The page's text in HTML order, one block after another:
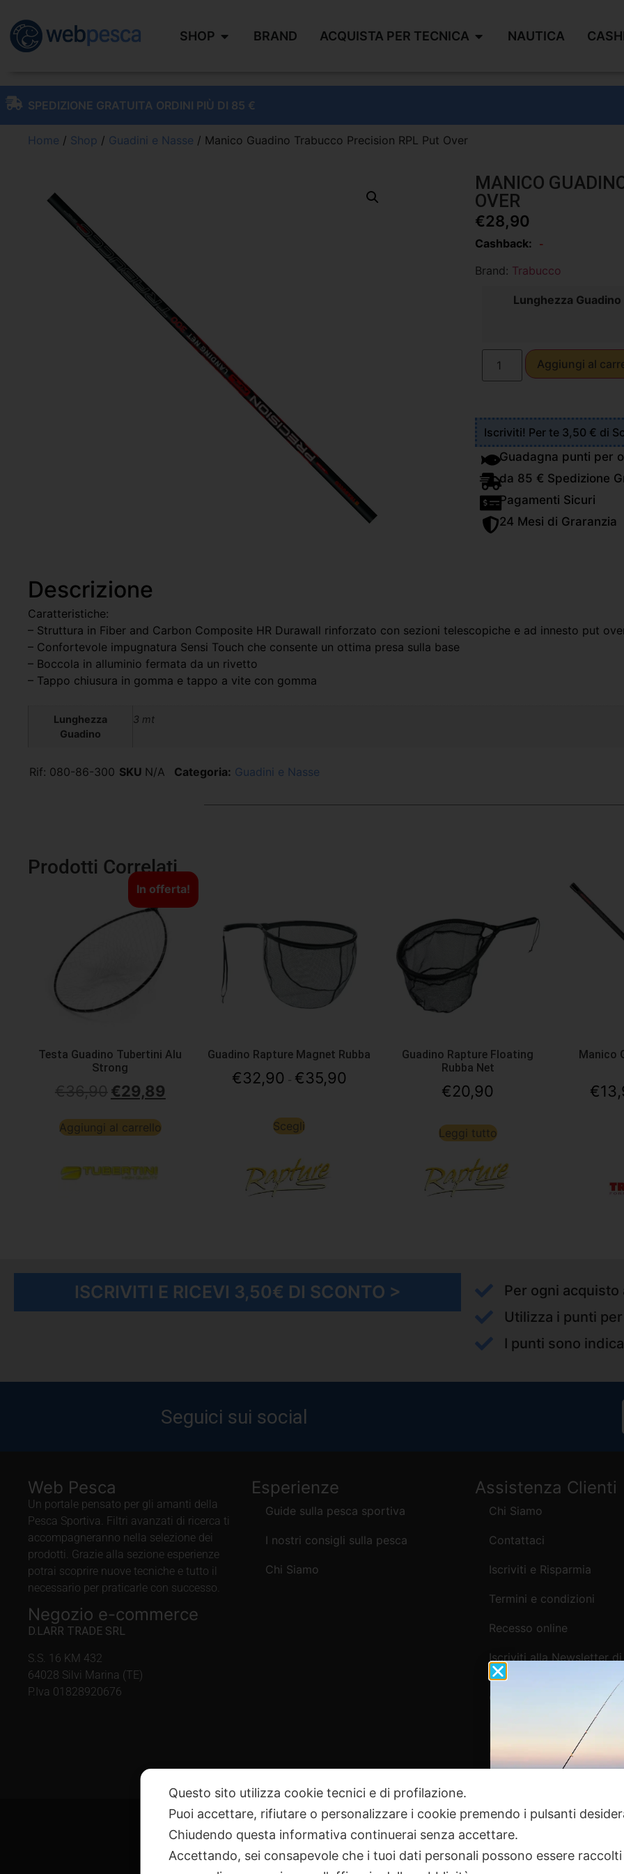
SHOP BRAND ACQUISTA PER TECNICA NAUTICA
SPEDIZIONE GRATUITA ORDINI PIÙ DI 85 €
Home / Shop / Guadini e Nasse / Manico Guadino Trabucco Precision RPL Put Over
MANICO
OVER
€28,90
Cashback: -
Brand: Trabucco
Lunghezza Guadino
Aggiungi al
Iscriviti! Per te 3,50 € di
Guadagna punti per
da 85 € Spedizione
Pagamenti Sicuri
24 Mesi di Graranzia
Descrizione
Caratteristiche:
– Struttura in Fiber and Carbon Composite HR Durawall rinforzato con sezioni telescopiche e ad innesto put
– Confortevole impugnatura Sensi Touch che consente un ottima presa sulla base
– Boccola in alluminio fermata da un rivetto
– Tappo chiusura in gomma e tappo a vite con gomma
Lunghezza
Guadino
3 mt
Rif: 080-86-300 SKU N/A Categoria: Guadini e Nasse
Prodotti Correlati
In offerta!
Testa Guadino Tubertini Alu
Strong
€29,89
Aggiungi al carrello
Guadino Rapture Magnet Rubba
€32,90 - €35,90
Scegli
Guadino Rapture Floating
Rubba Net
€20,90
Leggi tutto
Manico
€
ISCRIVITI E RICEVI 3,50€ DI SCONTO >
Per ogni
Utilizza i punti
I punti sono
Seguici sui social
Web Pesca
Un portale pensato per gli amanti della
Pesca Sportiva. Filtri avanzati di ricerca ti
accompagneranno nella selezione dei
prodotti. Grazie alla sezione esperienze
potrai scoprire nuove tecniche e tutto il
necessario per praticarle con successo.
Negozio e-commerce
D.LARR TRADE SRL
S.S. 16 KM 432
64028 Silvi Marina (TE)
P.Iva 01828920676
Esperienze
Guide sulla pesca sportiva
I nostri consigli sulla pesca
Chi Siamo
Assistenza Clienti
Chi Siamo
Contattaci
Iscriviti e Risparmia
Termini e condizioni
Recesso online
Iscriviti alla Newsletter di
Webpesca
Cookie Policy e Consensi
Informativa e-commerce
Informativa newsletter e
Pagamenti Sicuri
Questo sito utilizza cookie tecnici e di profilazione.
Puoi accettare, rifiutare o personalizzare i cookie premendo i pulsanti
Chiudendo questa informativa continuerai senza accettare.
Accettando, sei consapevole che i tuoi dati personali possono essere